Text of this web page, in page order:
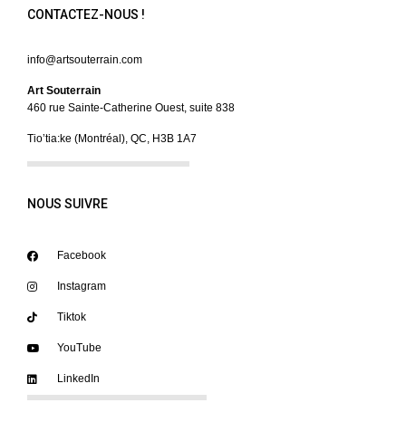
CONTACTEZ-NOUS !
info@artsouterrain.com
Art Souterrain
460 rue Sainte-Catherine Ouest, suite 838
Tio’tia:ke (Montréal), QC, H3B 1A7
NOUS SUIVRE
Facebook
Instagram
Tiktok
YouTube
LinkedIn